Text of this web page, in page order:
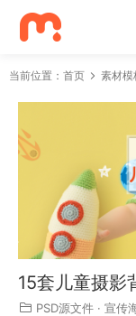
当前位置： 首页 素材模
15套儿童摄影
PSD源文件 · 宣传